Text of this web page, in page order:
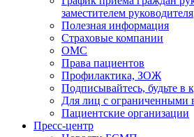
заместителем руководителя
Полезная информация
Страховые компании
ОМС
Права пациентов
Профилактика, ЗОЖ
Подписывайтесь, будьте в
Для лиц с ограниченными
Пациентские организации
Пресс-центр